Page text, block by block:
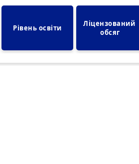
Рівень освіти
Ліцензований
обсяг